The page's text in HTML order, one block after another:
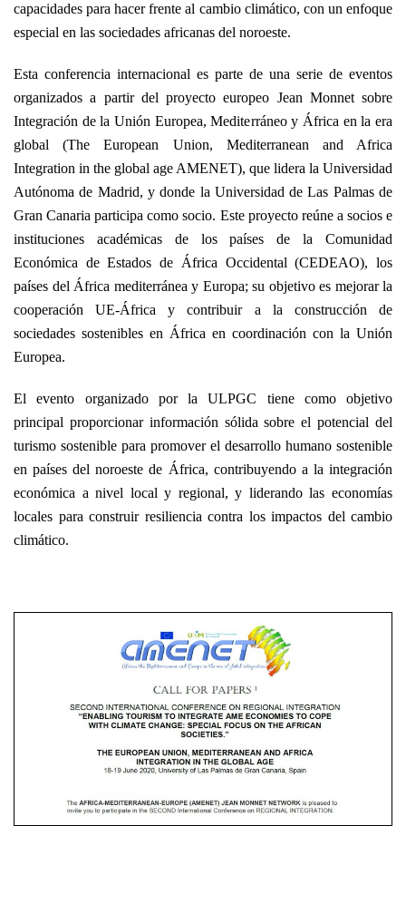
capacidades para hacer frente al cambio climático, con un enfoque
especial en las sociedades africanas del noroeste.
Esta conferencia internacional es parte de una serie de eventos
organizados a partir del proyecto europeo Jean Monnet sobre
Integración de la Unión Europea, Mediterráneo y África en la era
global (The European Union, Mediterranean and Africa
Integration in the global age AMENET), que lidera la Universidad
Autónoma de Madrid, y donde la Universidad de Las Palmas de
Gran Canaria participa como socio. Este proyecto reúne a socios e
instituciones académicas de los países de la Comunidad
Económica de Estados de África Occidental (CEDEAO), los
países del África mediterránea y Europa; su objetivo es mejorar la
cooperación UE-África y contribuir a la construcción de
sociedades sostenibles en África en coordinación con la Unión
Europea.
El evento organizado por la ULPGC tiene como objetivo
principal proporcionar información sólida sobre el potencial del
turismo sostenible para promover el desarrollo humano sostenible
en países del noroeste de África, contribuyendo a la integración
económica a nivel local y regional, y liderando las economías
locales para construir resiliencia contra los impactos del cambio
climático.